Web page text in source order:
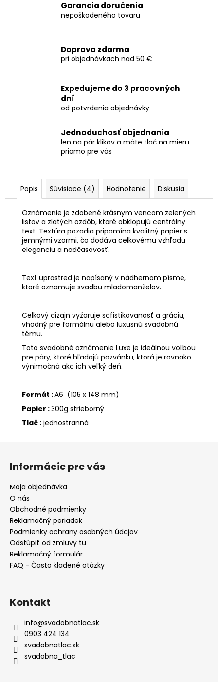
Garancia doručenia
nepoškodeného tovaru
Doprava zdarma
pri objednávkach nad 50 €
Expedujeme do 3 pracovných
dní
od potvrdenia objednávky
Jednoduchosť objednania
len na pár klikov a máte tlač na mieru
priamo pre vás
Popis Súvisiace (4) Hodnotenie Diskusia
Oznámenie je zdobené krásnym vencom zelených
listov a zlatých ozdôb, ktoré obklopujú centrálny
text. Textúra pozadia pripomína kvalitný papier s
jemnými vzormi, čo dodáva celkovému vzhľadu
eleganciu a nadčasovosť.
Text uprostred je napísaný v nádhernom písme,
ktoré oznamuje svadbu mladomanželov.
Celkový dizajn vyžaruje sofistikovanosť a gráciu,
vhodný pre formálnu alebo luxusnú svadobnú
tému.
Toto svadobné oznámenie Luxe je ideálnou voľbou
pre páry, ktoré hľadajú pozvánku, ktorá je rovnako
výnimočná ako ich veľký deň.
Formát :A6 (105 x 148 mm)
Papier :300g strieborný
Tlač : jednostranná
Z
Informácie pre vás
Moja objednávka
O nás
Obchodné podmienky
Reklamačný poriadok
Podmienky ochrany osobných údajov
Odstúpiť od zmluvy tu
Reklamačný formulár
FAQ - Často kladené otázky
Kontakt
info@svadobnatlac.sk
0903 424 134
svadobnatlac.sk
svadobna_tlac